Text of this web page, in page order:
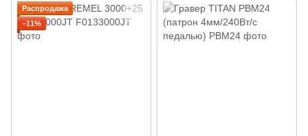
Распродажа
−11%